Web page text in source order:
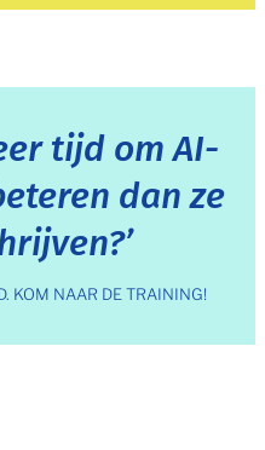
tijd om AI-
dan ze
KOM NAAR DE TRAINING!